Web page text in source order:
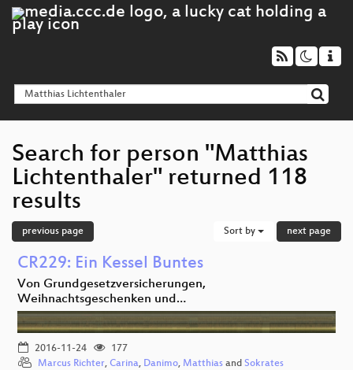
Search for person "Matthias
Lichtenthaler" returned 118
results
previous page Sort by next page
CR229: Ein Kessel Buntes
Von Grundgesetzversicherungen,
Weihnachtsgeschenken und…
2016-11-24
177
Marcus Richter, Carina, Danimo, Matthias and Sokrates